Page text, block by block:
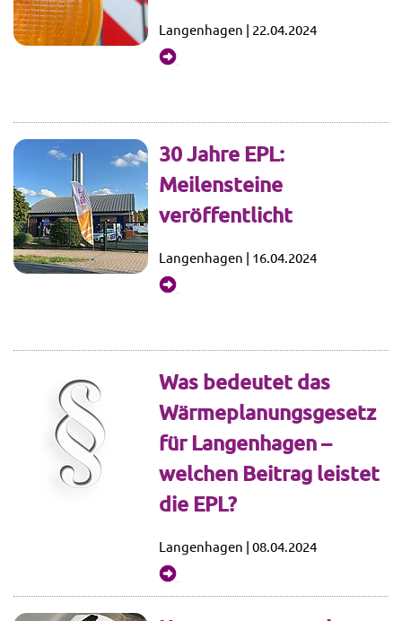
Langenhagen | 22.04.2024
30 Jahre EPL:
Meilensteine
veröffentlicht
Langenhagen | 16.04.2024
Was bedeutet das
Wärmeplanungsgesetz
für Langenhagen –
welchen Beitrag leistet
die EPL?
Langenhagen | 08.04.2024